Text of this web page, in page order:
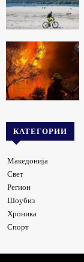
КАТЕГОРИИ
Македонија
Свет
Регион
Шоубиз
Хроника
Спорт